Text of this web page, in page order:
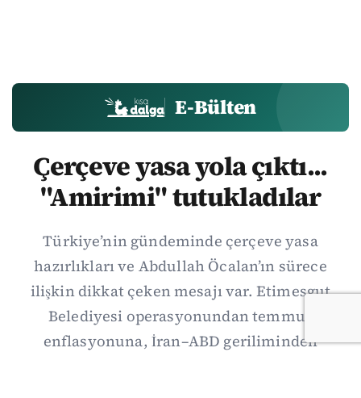
E-Bülten
Çerçeve yasa yola çıktı...
"Amirimi" tutukladılar
Türkiye’nin gündeminde çerçeve yasa
hazırlıkları ve Abdullah Öcalan’ın sürece
ilişkin dikkat çeken mesajı var. Etimesgut
Belediyesi operasyonundan temmuz
enflasyonuna, İran–ABD geriliminden